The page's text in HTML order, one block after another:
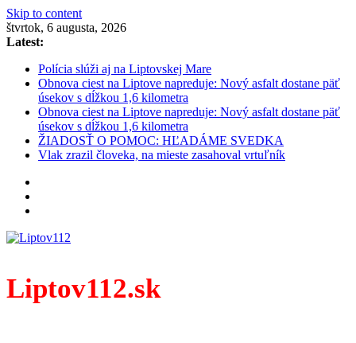
Skip to content
štvrtok, 6 augusta, 2026
Latest:
Polícia slúži aj na Liptovskej Mare
Obnova ciest na Liptove napreduje: Nový asfalt dostane päť
úsekov s dĺžkou 1,6 kilometra
Obnova ciest na Liptove napreduje: Nový asfalt dostane päť
úsekov s dĺžkou 1,6 kilometra
ŽIADOSŤ O POMOC: HĽADÁME SVEDKA
Vlak zrazil človeka, na mieste zasahoval vrtuľník
Liptov112.sk